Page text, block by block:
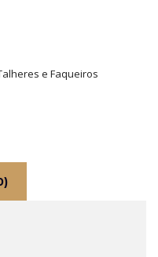
e Faqueiros